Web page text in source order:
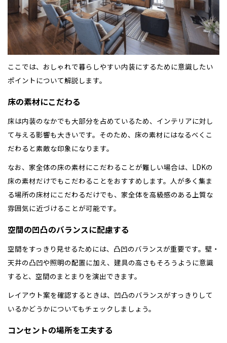
ここでは、おしゃれで暮らしやすい内装にするために意識したい
ポイントについて解説します。
床の素材にこだわる
床は内装のなかでも大部分を占めているため、インテリアに対し
て与える影響も大きいです。そのため、床の素材にはなるべくこ
だわると素敵な印象になります。
なお、家全体の床の素材にこだわることが難しい場合は、LDKの
床の素材だけでもこだわることをおすすめします。人が多く集ま
る場所の床材にこだわるだけでも、家全体を高級感のある上質な
雰囲気に近づけることが可能です。
空間の凹凸のバランスに配慮する
空間をすっきり見せるためには、凸凹のバランスが重要です。壁・
天井の凸凹や照明の配置に加え、建具の高さもそろうように意識
すると、空間のまとまりを演出できます。
レイアウト案を確認するときは、凹凸のバランスがすっきりして
いるかどうかについてもチェックしましょう。
コンセントの場所を工夫する